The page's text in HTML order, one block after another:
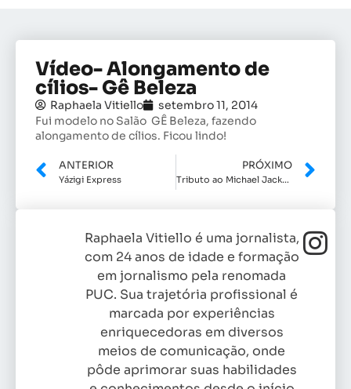
Vídeo- Alongamento de
cílios- Gê Beleza
Raphaela Vitiello
setembro 11, 2014
Fui modelo no Salão GÊ Beleza, fazendo
alongamento de cílios. Ficou lindo!
ANTERIOR
Yázigi Express
PRÓXIMO
Tributo ao Michael Jackson
Raphaela Vitiello é uma jornalista,
com 24 anos de idade e formação
em jornalismo pela renomada
PUC. Sua trajetória profissional é
marcada por experiências
enriquecedoras em diversos
meios de comunicação, onde
pôde aprimorar suas habilidades